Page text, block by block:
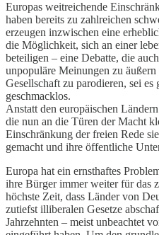
Europas weitreichende
haben bereits zu zahlreichen
erzeugen inzwischen eine
die Möglichkeit, sich an einer
beteiligen – eine Debatte, die
unpopuläre Meinungen zu
Gesellschaft zu parodieren, sei es
geschmacklos.
Anstatt den europäischen
die nun an die Türen der Macht
Einschränkung der freien Rede
gemacht und ihre öffentliche
Europa hat ein ernsthaftes
ihre Bürger immer weiter für das
höchste Zeit, dass Länder von
zutiefst illiberalen Gesetze
Jahrzehnten – meist unbeachtet